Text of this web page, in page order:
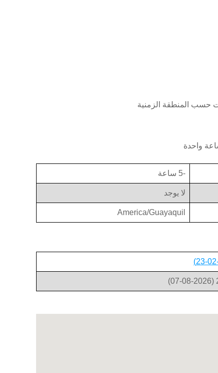
-5 ساعة
لا يوجد
America/Guayaquil